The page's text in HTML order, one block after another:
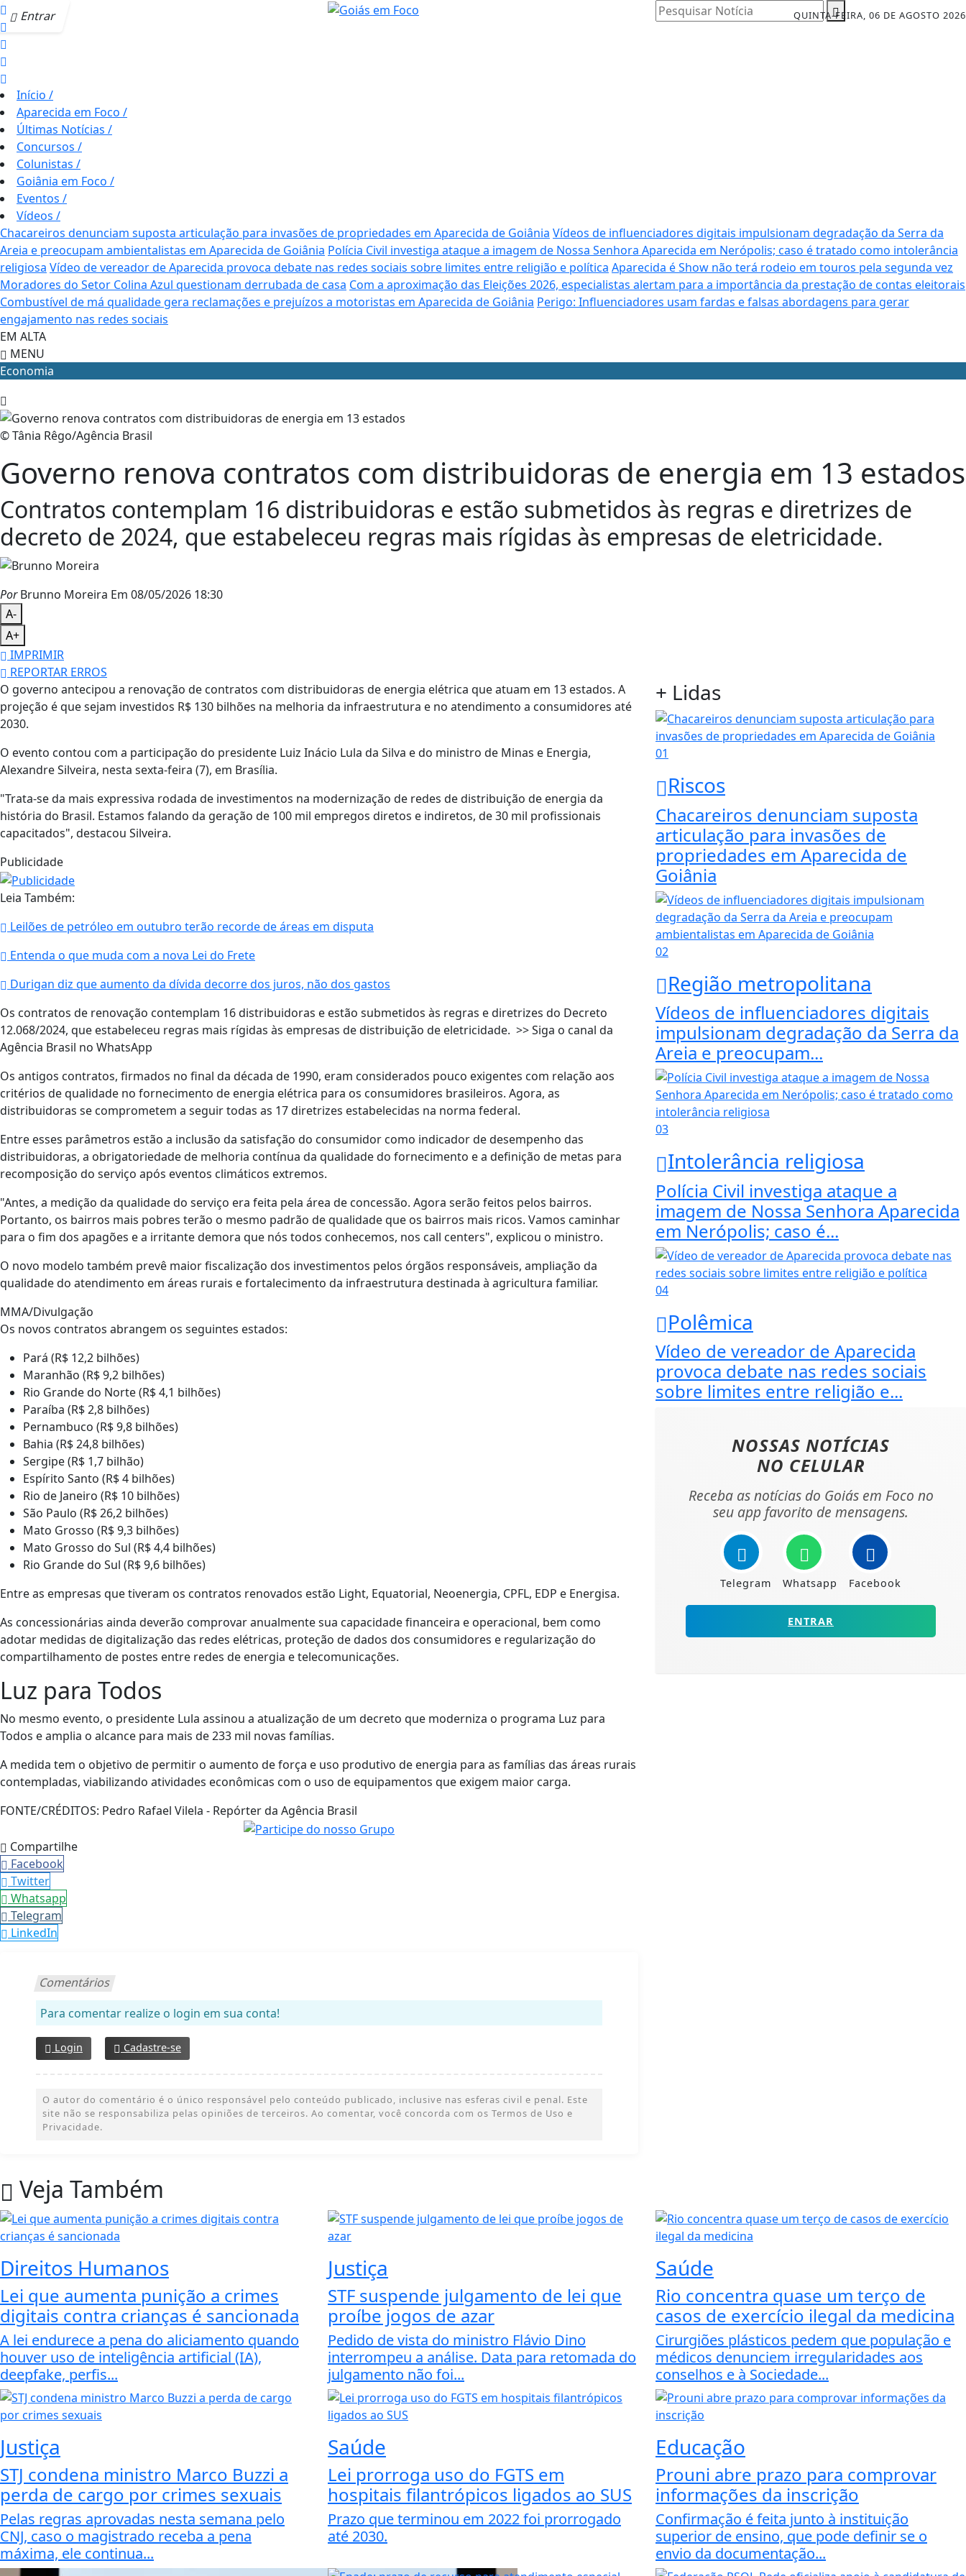
Entrar QUINTA-FEIRA, 06 DE AGOSTO 2026
Pesquisar Notícia
Início /
Aparecida em Foco /
Últimas Notícias /
Concursos /
Colunistas /
Goiânia em Foco /
Eventos /
Vídeos /
Chacareiros denunciam suposta articulação para invasões de propriedades em Aparecida de Goiânia Vídeos de influenciadores digitais impulsionam degradação da Serra da
Areia e preocupam ambientalistas em Aparecida de Goiânia Polícia Civil investiga ataque a imagem de Nossa Senhora Aparecida em Nerópolis; caso é tratado como intolerância
religiosa Vídeo de vereador de Aparecida provoca debate nas redes sociais sobre limites entre religião e política Aparecida é Show não terá rodeio em touros pela segunda vez
Moradores do Setor Colina Azul questionam derrubada de casa Com a aproximação das Eleições 2026, especialistas alertam para a importância da prestação de contas eleitorais
Combustível de má qualidade gera reclamações e prejuízos a motoristas em Aparecida de Goiânia Perigo: Influenciadores usam fardas e falsas abordagens para gerar
engajamento nas redes sociais
EM ALTA
MENU
Economia
© Tânia Rêgo/Agência Brasil
Governo renova contratos com distribuidoras de energia em 13 estados
Contratos contemplam 16 distribuidoras e estão submetidos às regras e diretrizes de
decreto de 2024, que estabeleceu regras mais rígidas às empresas de eletricidade.
PorBrunno Moreira Em 08/05/2026 18:30
A-
A+
IMPRIMIR
REPORTAR ERROS
O governo antecipou a renovação de contratos com distribuidoras de energia elétrica que atuam em 13 estados. A
projeção é que sejam investidos R$ 130 bilhões na melhoria da infraestrutura e no atendimento a consumidores até
2030.
O evento contou com a participação do presidente Luiz Inácio Lula da Silva e do ministro de Minas e Energia,
Alexandre Silveira, nesta sexta-feira (7), em Brasília.
"Trata-se da mais expressiva rodada de investimentos na modernização de redes de distribuição de energia da
história do Brasil. Estamos falando da geração de 100 mil empregos diretos e indiretos, de 30 mil profissionais
capacitados", destacou Silveira.
Publicidade
Leia Também:
Leilões de petróleo em outubro terão recorde de áreas em disputa
Entenda o que muda com a nova Lei do Frete
Durigan diz que aumento da dívida decorre dos juros, não dos gastos
Os contratos de renovação contemplam 16 distribuidoras e estão submetidos às regras e diretrizes do Decreto
12.068/2024, que estabeleceu regras mais rígidas às empresas de distribuição de eletricidade. >> Siga o canal da
Agência Brasil no WhatsApp
Os antigos contratos, firmados no final da década de 1990, eram considerados pouco exigentes com relação aos
critérios de qualidade no fornecimento de energia elétrica para os consumidores brasileiros. Agora, as
distribuidoras se comprometem a seguir todas as 17 diretrizes estabelecidas na norma federal.
Entre esses parâmetros estão a inclusão da satisfação do consumidor como indicador de desempenho das
distribuidoras, a obrigatoriedade de melhoria contínua da qualidade do fornecimento e a definição de metas para
recomposição do serviço após eventos climáticos extremos.
"Antes, a medição da qualidade do serviço era feita pela área de concessão. Agora serão feitos pelos bairros.
Portanto, os bairros mais pobres terão o mesmo padrão de qualidade que os bairros mais ricos. Vamos caminhar
para o fim dos apagões e a irritante demora que nós todos conhecemos, nos call centers", explicou o ministro.
O novo modelo também prevê maior fiscalização dos investimentos pelos órgãos responsáveis, ampliação da
qualidade do atendimento em áreas rurais e fortalecimento da infraestrutura destinada à agricultura familiar.
MMA/Divulgação
Os novos contratos abrangem os seguintes estados:
Pará (R$ 12,2 bilhões)
Maranhão (R$ 9,2 bilhões)
Rio Grande do Norte (R$ 4,1 bilhões)
Paraíba (R$ 2,8 bilhões)
Pernambuco (R$ 9,8 bilhões)
Bahia (R$ 24,8 bilhões)
Sergipe (R$ 1,7 bilhão)
Espírito Santo (R$ 4 bilhões)
Rio de Janeiro (R$ 10 bilhões)
São Paulo (R$ 26,2 bilhões)
Mato Grosso (R$ 9,3 bilhões)
Mato Grosso do Sul (R$ 4,4 bilhões)
Rio Grande do Sul (R$ 9,6 bilhões)
Entre as empresas que tiveram os contratos renovados estão Light, Equatorial, Neoenergia, CPFL, EDP e Energisa.
As concessionárias ainda deverão comprovar anualmente sua capacidade financeira e operacional, bem como
adotar medidas de digitalização das redes elétricas, proteção de dados dos consumidores e regularização do
compartilhamento de postes entre redes de energia e telecomunicações.
Luz para Todos
No mesmo evento, o presidente Lula assinou a atualização de um decreto que moderniza o programa Luz para
Todos e amplia o alcance para mais de 233 mil novas famílias.
A medida tem o objetivo de permitir o aumento de força e uso produtivo de energia para as famílias das áreas rurais
contempladas, viabilizando atividades econômicas com o uso de equipamentos que exigem maior carga.
FONTE/CRÉDITOS: Pedro Rafael Vilela - Repórter da Agência Brasil
Compartilhe
Facebook
Twitter
Whatsapp
Telegram
LinkedIn
Comentários
Para comentar realize o login em sua conta!
Login Cadastre-se
O autor do comentário é o único responsável pelo conteúdo publicado, inclusive nas esferas civil e penal. Este
site não se responsabiliza pelas opiniões de terceiros. Ao comentar, você concorda com os Termos de Uso e
Privacidade.
+ Lidas
01
Riscos
Chacareiros denunciam suposta
articulação para invasões de
propriedades em Aparecida de
Goiânia
02
Região metropolitana
Vídeos de influenciadores digitais
impulsionam degradação da Serra da
Areia e preocupam...
03
Intolerância religiosa
Polícia Civil investiga ataque a
imagem de Nossa Senhora Aparecida
em Nerópolis; caso é...
04
Polêmica
Vídeo de vereador de Aparecida
provoca debate nas redes sociais
sobre limites entre religião e...
NOSSAS NOTÍCIAS
NO CELULAR
Receba as notícias do Goiás em Foco no
seu app favorito de mensagens.
Telegram Whatsapp Facebook
ENTRAR
Veja Também
Direitos Humanos
Lei que aumenta punição a crimes
digitais contra crianças é sancionada
A lei endurece a pena do aliciamento quando
houver uso de inteligência artificial (IA),
deepfake, perfis...
Justiça
STF suspende julgamento de lei que
proíbe jogos de azar
Pedido de vista do ministro Flávio Dino
interrompeu a análise. Data para retomada do
julgamento não foi...
Saúde
Rio concentra quase um terço de
casos de exercício ilegal da medicina
Cirurgiões plásticos pedem que população e
médicos denunciem irregularidades aos
conselhos e à Sociedade...
Justiça
STJ condena ministro Marco Buzzi a
perda de cargo por crimes sexuais
Pelas regras aprovadas nesta semana pelo
CNJ, caso o magistrado receba a pena
máxima, ele continua...
Saúde
Lei prorroga uso do FGTS em
hospitais filantrópicos ligados ao SUS
Prazo que terminou em 2022 foi prorrogado
até 2030.
Educação
Prouni abre prazo para comprovar
informações da inscrição
Confirmação é feita junto à instituição
superior de ensino, que pode definir se o
envio da documentação...